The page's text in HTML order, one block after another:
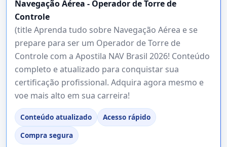
Navegação Aérea - Operador de Torre de
Controle
(title Aprenda tudo sobre Navegação Aérea e se
prepare para ser um Operador de Torre de
Controle com a Apostila NAV Brasil 2026! Conteúdo
completo e atualizado para conquistar sua
certificação profissional. Adquira agora mesmo e
voe mais alto em sua carreira!
Conteúdo atualizado
Acesso rápido
Compra segura